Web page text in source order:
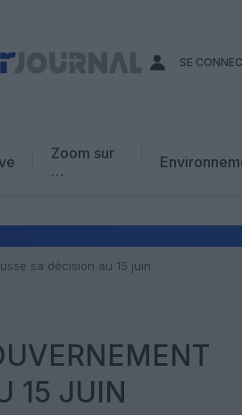
SE
Zoom sur
…
Avis d’expert
sa décision au 15 juin
15 JUIN